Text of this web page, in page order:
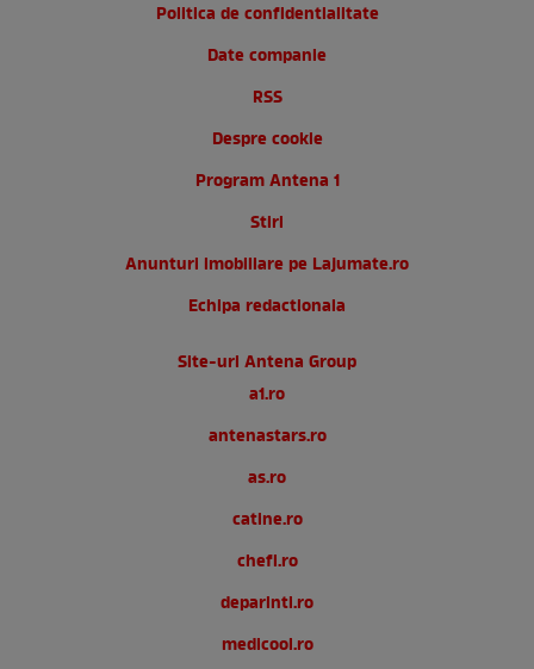
Politica de confidentialitate
Date companie
RSS
Despre cookie
Program Antena 1
Stiri
Anunturi imobiliare pe Lajumate.ro
Echipa redactionala
Site-uri Antena Group
a1.ro
antenastars.ro
as.ro
catine.ro
chefi.ro
deparinti.ro
medicool.ro